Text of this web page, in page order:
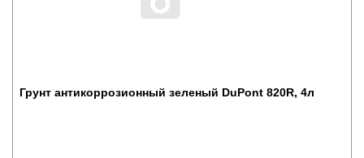
Грунт антикоррозионный зеленый DuPont 820R, 4л